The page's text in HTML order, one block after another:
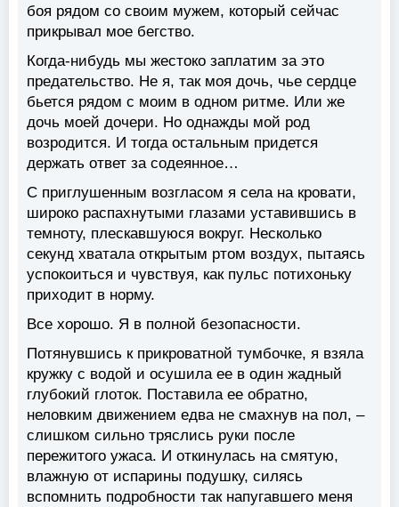
боя рядом со своим мужем, который сейчас
прикрывал мое бегство.
Когда-нибудь мы жестоко заплатим за это
предательство. Не я, так моя дочь, чье сердце
бьется рядом с моим в одном ритме. Или же
дочь моей дочери. Но однажды мой род
возродится. И тогда остальным придется
держать ответ за содеянное…
С приглушенным возгласом я села на кровати,
широко распахнутыми глазами уставившись в
темноту, плескавшуюся вокруг. Несколько
секунд хватала открытым ртом воздух, пытаясь
успокоиться и чувствуя, как пульс пoтихоньку
приходит в норму.
Все хорошо. Я в полной безопасности.
Потянувшись к прикроватной тумбочке, я взяла
кружку с водой и осушила ее в один жадный
глубокий глоток. Поставила ее обратно,
неловким движением едва не смахнув на пол, –
слишком сильно тряслись руки после
пережитого ужаса. И откинулась на смятую,
влажную от испарины подушку, силясь
вспомнить подробности так напугавшего меня